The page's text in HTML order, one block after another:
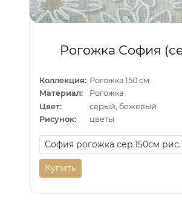
Рогожка София
Коллекция: Рогожка 150 см.
Материал:
Рогожка
Цвет:
серый, бежевый
Рисунок:
цветы
Купить